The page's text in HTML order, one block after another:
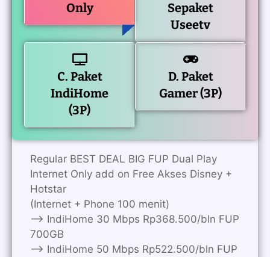
Only
Sepaket
Useetv
C. Paket
IndiHome
(3P)
D. Paket
Gamer (3P)
Regular BEST DEAL BIG FUP Dual Play
Internet Only add on Free Akses Disney +
Hotstar
(Internet + Phone 100 menit)
——> IndiHome 30 Mbps Rp368.500/bln FUP
700GB
——> IndiHome 50 Mbps Rp522.500/bln FUP